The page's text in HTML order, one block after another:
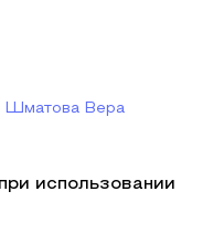
Шматова Вера
использовании